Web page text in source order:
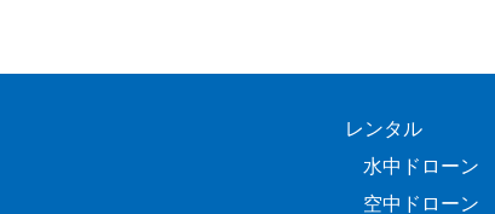
レンタル
水中ドローン
空中ドローン